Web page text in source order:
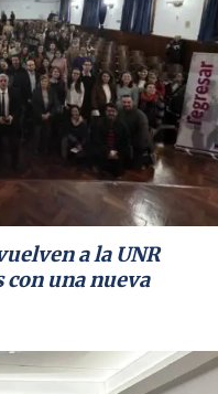
a la UNR
con una nueva